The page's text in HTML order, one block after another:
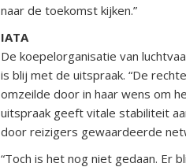
naar de toekomst kijken.”
IATA
De koepelorganisatie van
is blij met de uitspraak. “De
omzeilde door in haar wens om
uitspraak geeft vitale stabiliteit
door reizigers gewaardeerde
“Toch is het nog niet gedaan. Er